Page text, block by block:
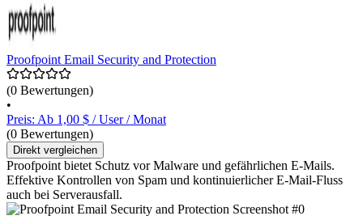
Proofpoint Email Security and Protection
(0 Bewertungen)
•
Preis: Ab 1,00 $ / User / Monat
(0 Bewertungen)
Direkt vergleichen
Proofpoint bietet Schutz vor Malware und gefährlichen E-Mails.
Effektive Kontrollen von Spam und kontinuierlicher E-Mail-Fluss
auch bei Serverausfall.